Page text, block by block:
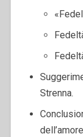
Strenna.